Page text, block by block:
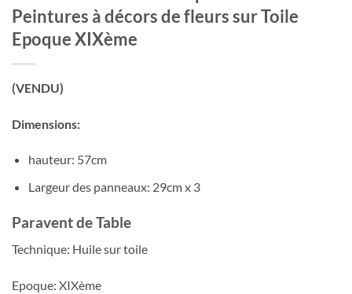
Peintures à décors de fleurs sur Toile
Epoque XIXème
(VENDU)
Dimensions:
hauteur: 57cm
Largeur des panneaux: 29cm x 3
Paravent de Table
Technique: Huile sur toile
Epoque: XIXème